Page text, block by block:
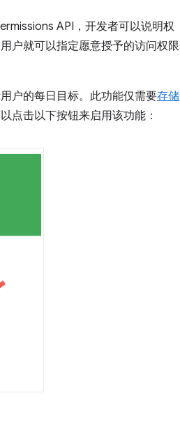
API，开发者可以说明权
户就可以指定愿意授予的访问权限
户的每日目标。此功能仅需要存储
点击以下按钮来启用该功能：